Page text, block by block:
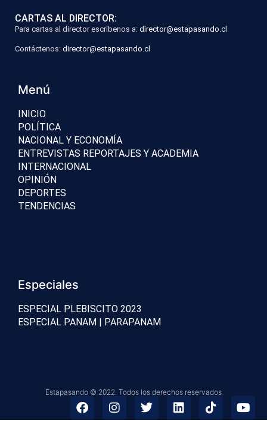
CARTAS AL DIRECTOR:
Para cartas al director escríbenos a: director@estapasando.cl
Contáctenos: director@estapasando.cl
Menú
INICIO
POLÍTICA
NACIONAL Y ECONOMÍA
ENTREVISTAS REPORTAJES Y ACADEMIA
INTERNACIONAL
OPINIÓN
DEPORTES
TENDENCIAS
Especiales
ESPECIAL PLEBISCITO 2023
ESPECIAL PANAM | PARAPANAM
Estapasando © 2022. Todos los derechos reservados